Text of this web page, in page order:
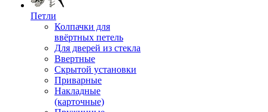
Петли
Колпачки для
ввёртных петель
Для дверей из стекла
Ввертные
Скрытой установки
Приварные
Накладные
(карточные)